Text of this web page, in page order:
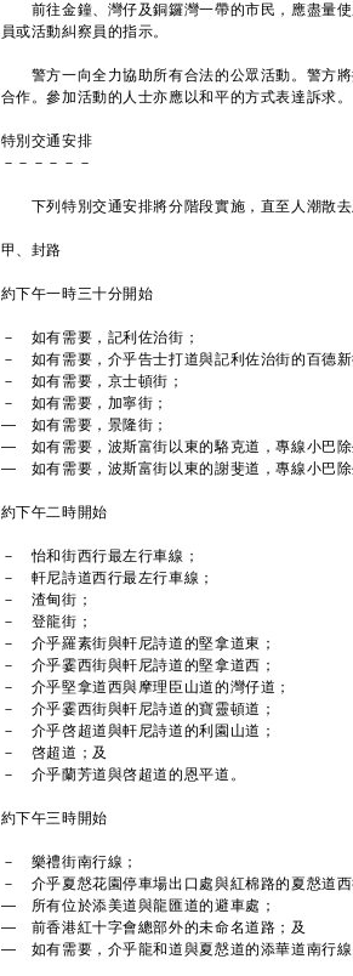
前往金鐘、灣仔及銅鑼灣一帶的市民，應盡量使
員或活動糾察員的指示。
警方一向全力協助所有合法的公眾活動。警方將
合作。參加活動的人士亦應以和平的方式表達訴求。
特別交通安排
－－－－－－
下列特別交通安排將分階段實施，直至人潮散去
甲、封路
約下午一時三十分開始
－ 如有需要，記利佐治街；
－ 如有需要，介乎告士打道與記利佐治街的百德新
－ 如有需要，京士頓街；
－ 如有需要，加寧街；
— 如有需要，景隆街；
— 如有需要，波斯富街以東的駱克道，專線小巴除
— 如有需要，波斯富街以東的謝斐道，專線小巴除
約下午二時開始
－ 怡和街西行最左行車線；
－ 軒尼詩道西行最左行車線；
－ 渣甸街；
－ 登龍街；
－ 介乎羅素街與軒尼詩道的堅拿道東；
－ 介乎霎西街與軒尼詩道的堅拿道西；
－ 介乎堅拿道西與摩理臣山道的灣仔道；
－ 介乎霎西街與軒尼詩道的寶靈頓道；
－ 介乎啓超道與軒尼詩道的利園山道；
－ 啓超道；及
－ 介乎蘭芳道與啓超道的恩平道。
約下午三時開始
－ 樂禮街南行線；
－ 介乎夏慤花園停車場出口處與紅棉路的夏慤道西
— 所有位於添美道與龍匯道的避車處；
— 前香港紅十字會總部外的未命名道路；及
— 如有需要，介乎龍和道與夏慤道的添華道南行線